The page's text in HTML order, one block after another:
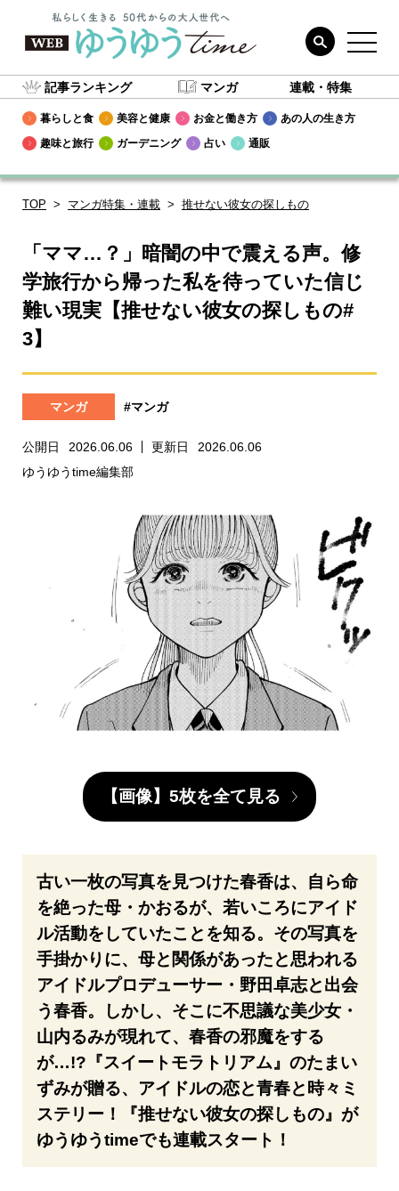
記事ランキング マンガ 連載・特集
暮らしと食 美容と健康 お金と働き方
あの人の生き方
趣味と旅行
ガーデニング 占い 通販
TOP マンガ特集・連載 推せない彼女の探しもの
「ママ…？」暗闇の中で震える声。修
学旅行から帰った私を待っていた信じ
難い現実【推せない彼女の探しもの#
3】
マンガ #マンガ
公開日 2026.06.06 更新日
2026.06.06
ゆうゆうtime編集部
【画像】5枚を全て見る
古い一枚の写真を見つけた春香は、自ら命
を絶った母・かおるが、若いころにアイド
ル活動をしていたことを知る。その写真を
手掛かりに、母と関係があったと思われる
アイドルプロデューサー・野田卓志と出会
う春香。しかし、そこに不思議な美少女・
山内るみが現れて、春香の邪魔をする
が…!?『スイートモラトリアム』のたまい
ずみが贈る、アイドルの恋と青春と時々ミ
ステリー！『推せない彼女の探しもの』が
ゆうゆうtimeでも連載スタート！